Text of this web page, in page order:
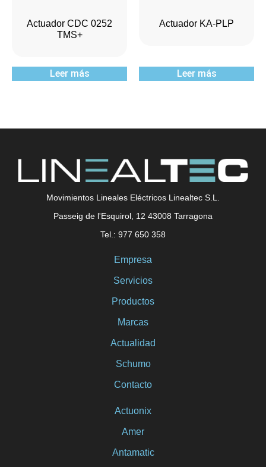
Actuador CDC 0252
TMS+
Leer más
Actuador KA-PLP
Leer más
Movimientos Lineales Eléctricos Linealtec S.L.
Passeig de l'Esquirol, 12 43008 Tarragona
Tel.: 977 650 358
Empresa
Servicios
Productos
Marcas
Actualidad
Schumo
Contacto
Actuonix
Amer
Antamatic